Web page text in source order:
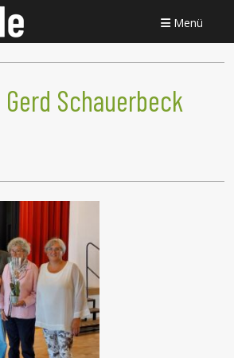
Menü
Gerd Schauerbeck